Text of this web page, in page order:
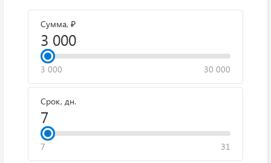
Сумма, ₽
3 000 30 000
Срок, дн.
7 31